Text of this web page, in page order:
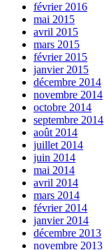
février 2016
mai 2015
avril 2015
mars 2015
février 2015
janvier 2015
décembre 2014
novembre 2014
octobre 2014
septembre 2014
août 2014
juillet 2014
juin 2014
mai 2014
avril 2014
mars 2014
février 2014
janvier 2014
décembre 2013
novembre 2013